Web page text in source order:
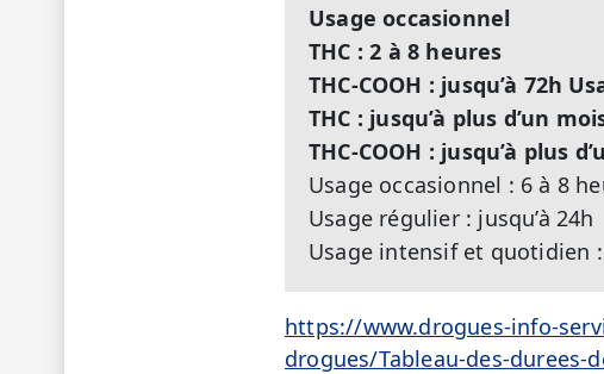
Usage occasionnel
THC : 2 à 8 heures
THC-COOH : jusqu’à 72h
THC : jusqu’à plus d’un
THC-COOH : jusqu’à plus
Usage occasionnel : 6 à 8
Usage régulier : jusqu’à 24h
Usage intensif et quotidien :
https://www.drogues-info-
drogues/Tableau-des-durees-